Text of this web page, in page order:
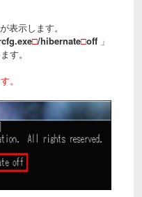
表示します。
□/hibernate□off 」
す。
。